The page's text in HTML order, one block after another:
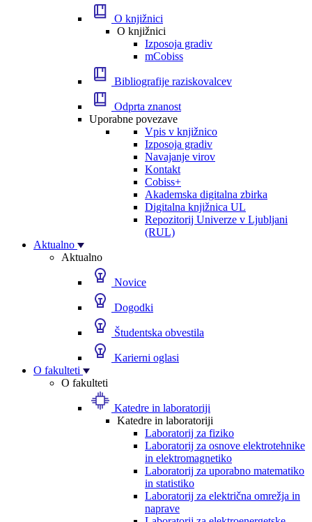
O knjižnici
O knjižnici
Izposoja gradiv
mCobiss
Bibliografije raziskovalcev
Odprta znanost
Uporabne povezave
Vpis v knjižnico
Izposoja gradiv
Navajanje virov
Kontakt
Cobiss+
Akademska digitalna zbirka
Digitalna knjižnica UL
Repozitorij Univerze v Ljubljani
(RUL)
Aktualno
Aktualno
Novice
Dogodki
Študentska obvestila
Karierni oglasi
O fakulteti
O fakulteti
Katedre in laboratoriji
Katedre in laboratoriji
Laboratorij za fiziko
Laboratorij za osnove elektrotehnike
in elektromagnetiko
Laboratorij za uporabno matematiko
in statistiko
Laboratorij za električna omrežja in
naprave